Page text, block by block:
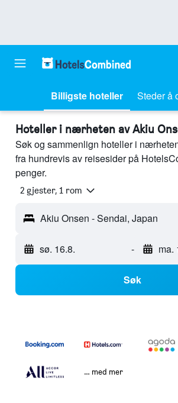
Billigste hoteller Steder å
Hoteller i nærheten av Akiu
Søk og sammenlign hoteller i
fra hundrevis av reisesider på
penger.
2 gjester, 1 rom
Akiu Onsen - Sendai, Japan
sø. 16.8. - ma.
Søk
… med mer